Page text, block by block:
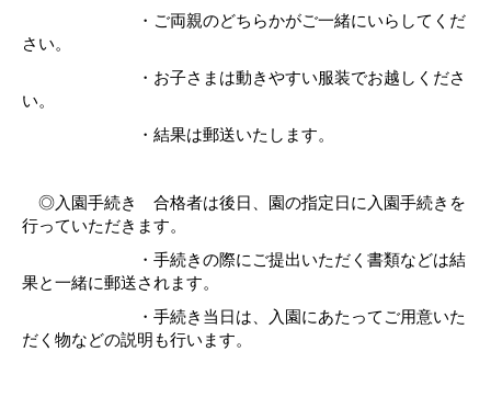
・ご両親のどちらかがご一緒にいらしてくだ
さい。
・お子さまは動きやすい服装でお越しくださ
い。
・結果は郵送いたします。
◎入園手続き 合格者は後日、園の指定日に入園手続きを
行っていただきます。
・手続きの際にご提出いただく書類などは結
果と一緒に郵送されます。
・手続き当日は、入園にあたってご用意いた
だく物などの説明も行います。